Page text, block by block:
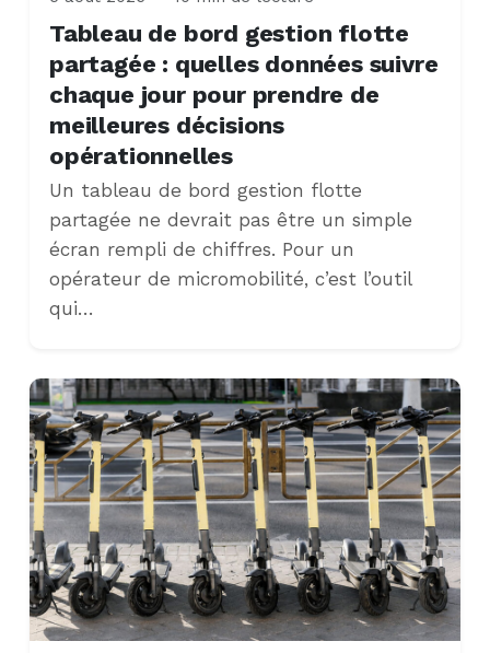
Tableau de bord gestion flotte
partagée : quelles données suivre
chaque jour pour prendre de
meilleures décisions
opérationnelles
Un tableau de bord gestion flotte
partagée ne devrait pas être un simple
écran rempli de chiffres. Pour un
opérateur de micromobilité, c’est l’outil
qui…